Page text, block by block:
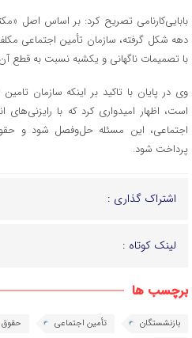
بابایی‌کارنامی تصریح کرد: بر اساس اصل
دهه شکل گرفته، سازمان تأمین اجتماعی
با تصمیمات ناگهانی و یکشبه نسبت به قطع آن
وی در پایان با تاکید بر اینکه سازمان
است، اظهار امیدواری کرد که با
اجتماعی، این مسئله حل‌وفصل شود و
پرداخت شود.
اشتراک گذاری :
لینک کوتاه :
برچسب ها
بازنشستگان تأمین اجتماعی حقوق